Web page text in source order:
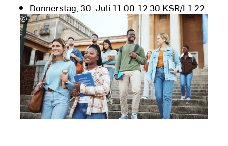
Donnerstag, 30. Juli 11:00-12:30 KSR/L1.22
©
S
Fanti/peopleimages.com